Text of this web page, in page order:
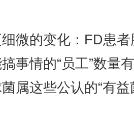
微的变化：FD患
事情的“员工”数量
属这些公认的“有